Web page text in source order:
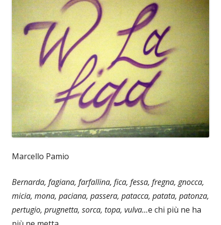
Marcello Pamio
Bernarda, fagiana, farfallina, fica, fessa, fregna, gnocca,
micia, mona, paciana, passera, patacca, patata, patonza,
pertugio, prugnetta, sorca, topa, vulva…e chi più ne ha